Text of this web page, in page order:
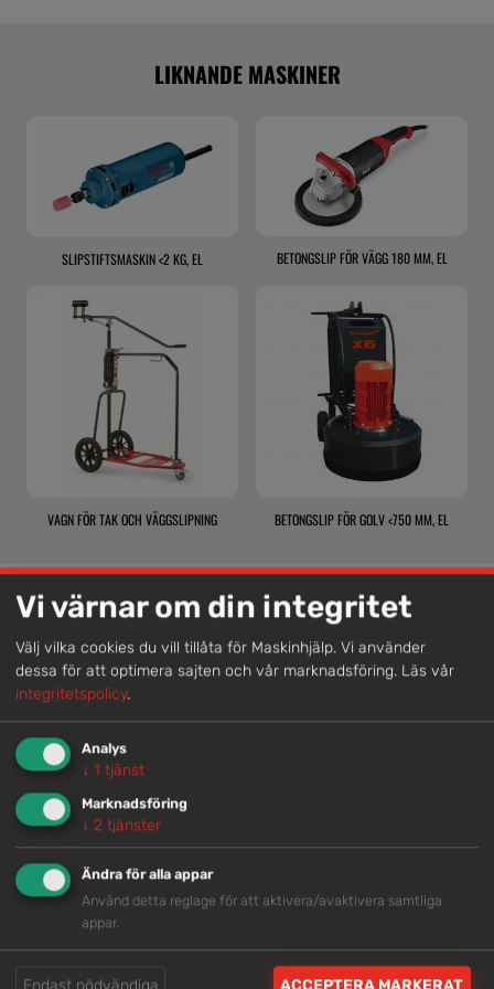
LIKNANDE MASKINER
SLIPSTIFTSMASKIN <2 KG, EL BETONGSLIP FÖR VÄGG 180 MM, EL
VAGN FÖR TAK OCH VÄGGSLIPNING BETONGSLIP FÖR GOLV <750 MM, EL
Lokal kompetens
Genom att samla våra medarbetare lokalt erbjuder vi
helhetslösningar.
Snabb service
Vi har tillgänglig personal som är redo att hjälpa dig.
Trygg rådgivning
Våra hjälpsamma medarbetare är experter inom
branschen.
Vi värnar om din integritet
Välj vilka cookies du vill tillåta för Maskinhjälp. Vi använder
dessa för att optimera sajten och vår marknadsföring. Läs vår
integritetspolicy.
Analys
↓ 1 tjänst
Marknadsföring
↓ 2 tjänster
Ändra för alla appar
Använd detta reglage för att aktivera/avaktivera samtliga
appar.